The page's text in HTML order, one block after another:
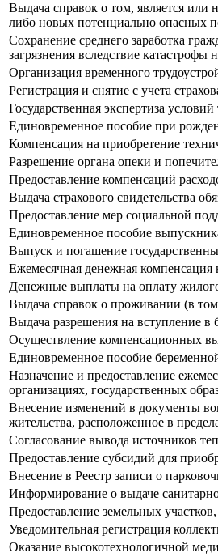
Выдача справок о том, является или
либо новых потенциально опасных
Сохранение среднего заработка
загрязнения вследствие
Организация временного
Регистрация и снятие с учета
Государственная экспертиза условий
Единовременное пособие при
Компенсация на приобретение
Разрешение органа опеки и
Предоставление компенсаций
Выдача страхового свидетельства
Предоставление мер социальной
Единовременное пособие
Выпуск и погашение
Ежемесячная денежная компенсация
Денежные выплаты на оплату
Выдача справок о проживании (в
Выдача разрешения на вступление в
Осуществление компенсационных
Единовременное пособие
Назначение и предоставление
организациях, государственных
Внесение изменений в документы
жительства, расположенное в
Согласование вывода источников
Предоставление субсидий для
Внесение в Реестр записи о
Информирование о выдаче
Предоставление земельных
Уведомительная регистрация
Оказание высокотехнологичной